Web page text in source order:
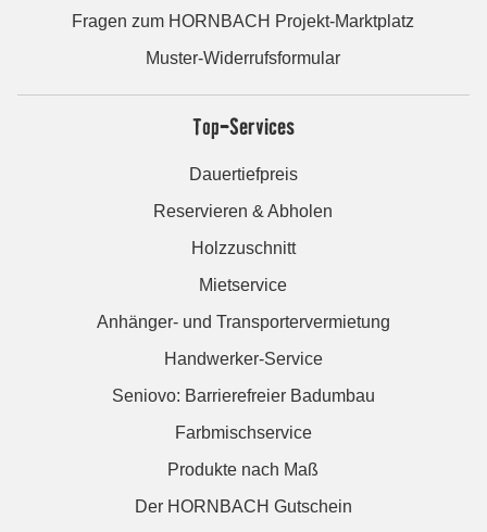
Fragen zum HORNBACH Projekt-Marktplatz
Muster-Widerrufsformular
Top-Services
Dauertiefpreis
Reservieren & Abholen
Holzzuschnitt
Mietservice
Anhänger- und Transportervermietung
Handwerker-Service
Seniovo: Barrierefreier Badumbau
Farbmischservice
Produkte nach Maß
Der HORNBACH Gutschein